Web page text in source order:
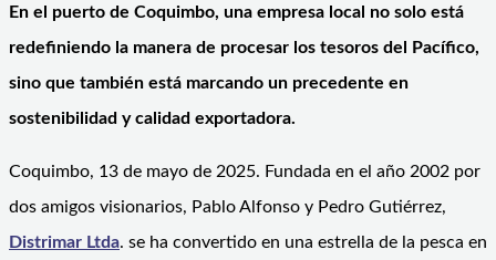
En el puerto de Coquimbo, una empresa local no solo está
redefiniendo la manera de procesar los tesoros del Pacífico,
sino que también está marcando un precedente en
sostenibilidad y calidad exportadora.
Coquimbo, 13 de mayo de 2025. Fundada en el año 2002 por
dos amigos visionarios, Pablo Alfonso y Pedro Gutiérrez,
Distrimar Ltda. se ha convertido en una estrella de la pesca en